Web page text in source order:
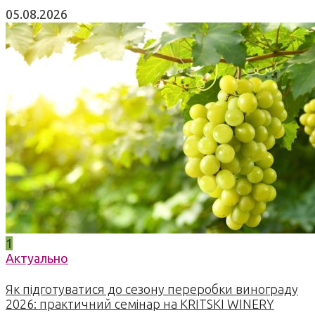
05.08.2026
1
Актуально
Як підготуватися до сезону переробки винограду
2026: практичний семінар на KRITSKI WINERY